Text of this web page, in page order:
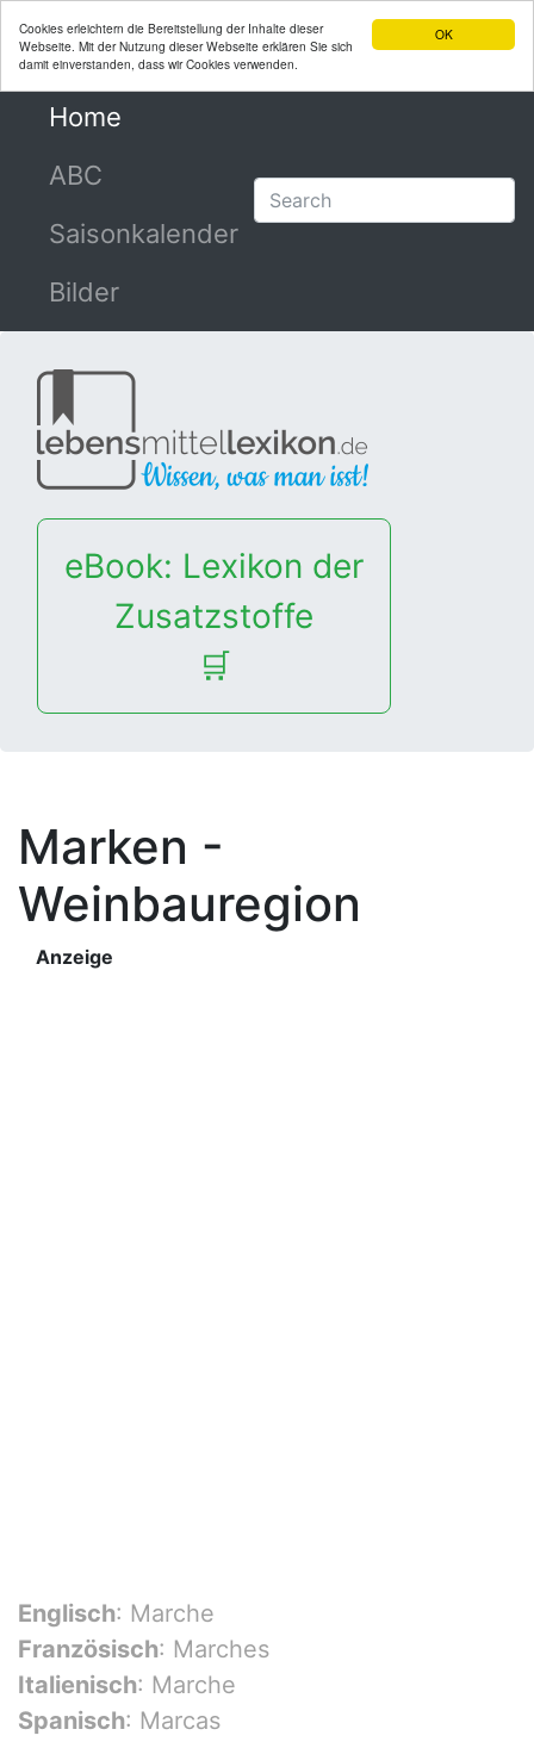
OK
Cookies erleichtern die Bereitstellung der Inhalte dieser
Webseite. Mit der Nutzung dieser Webseite erklären Sie sich
damit einverstanden, dass wir Cookies verwenden.
Home
ABC
Saisonkalender
Bilder
eBook: Lexikon der
Zusatzstoffe
🛒
Marken -
Weinbauregion
Anzeige
Englisch: Marche
Französisch: Marches
Italienisch: Marche
Spanisch: Marcas